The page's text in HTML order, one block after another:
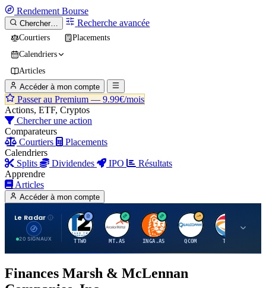
Rendement Bourse
Chercher… Recherche avancée
Courtiers
Placements
Calendriers
Articles
Accéder à mon compte
Passer au Premium — 9.99€/mois
Actions, ETF, Cryptos
Chercher une action
Comparateurs
Courtiers
Placements
Calendriers
Splits
Dividendes IPO
Résultats
Apprendre
Articles
Accéder à mon compte
Le Radar
20 SIGNAUX
T
TTWO
A
MT.AS
I
INGA.AS
Q
QCOM
T
TTE
Finances Marsh & McLennan